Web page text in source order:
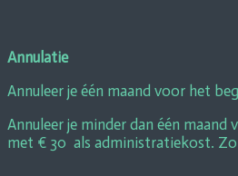
Annulatie
Annuleer je één maand voor het
Annuleer je minder dan één
met € 30 als administratiekost.